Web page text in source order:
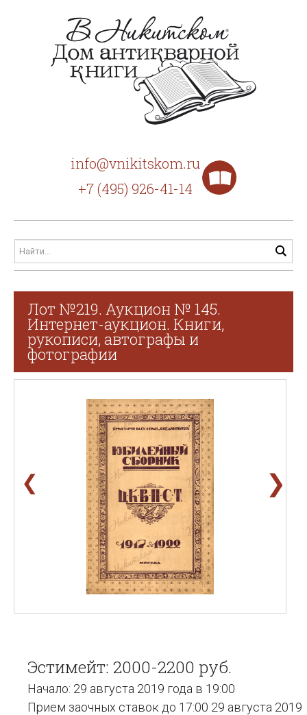
info@vnikitskom.ru
+7 (495) 926-41-14
Лот №219. Аукцион № 145.
Интернет-аукцион. Книги,
рукописи, автографы и
фотографии
❮ ❯
Эстимейт: 2000-2200 руб.
Начало: 29 августа 2019 года в 19:00
Прием заочных ставок до 17:00 29 августа 2019